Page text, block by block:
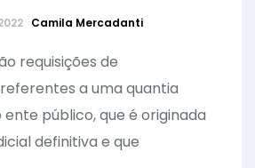
Camila Mercadanti
requisições de
a uma quantia
público, que é originada
definitiva e que